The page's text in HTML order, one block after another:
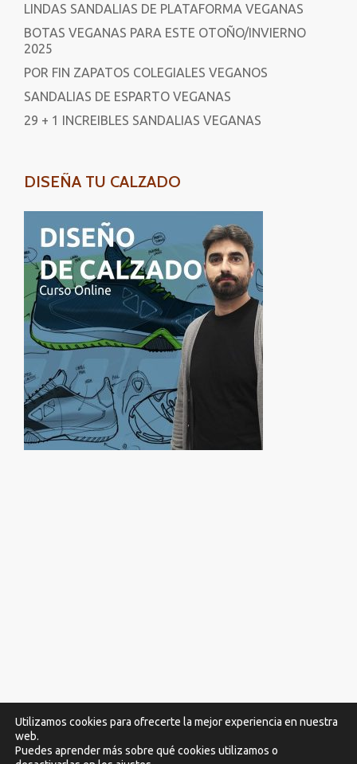
LINDAS SANDALIAS DE PLATAFORMA VEGANAS
BOTAS VEGANAS PARA ESTE OTOÑO/INVIERNO
2025
POR FIN ZAPATOS COLEGIALES VEGANOS
SANDALIAS DE ESPARTO VEGANAS
29 + 1 INCREIBLES SANDALIAS VEGANAS
DISEÑA TU CALZADO
Utilizamos cookies para ofrecerte la mejor experiencia en nuestra
web.
Puedes aprender más sobre qué cookies utilizamos o